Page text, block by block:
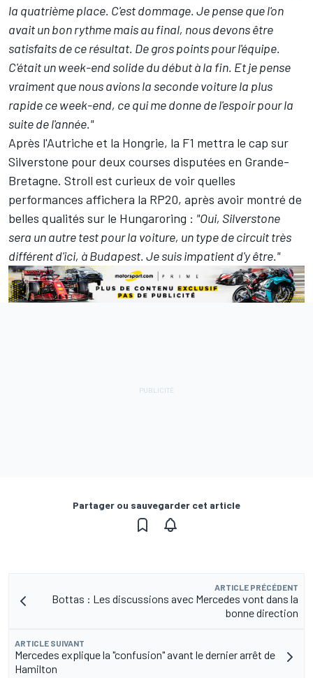
la quatrième place. C'est dommage. Je pense que l'on
avait un bon rythme mais au final, nous devons être
satisfaits de ce résultat. De gros points pour l'équipe.
C'était un week-end solide du début à la fin. Et je pense
vraiment que nous avions la seconde voiture la plus
rapide ce week-end, ce qui me donne de l'espoir pour la
suite de l'année."
Après l'Autriche et la Hongrie, la F1 mettra le cap sur
Silverstone pour deux courses disputées en Grande-
Bretagne. Stroll est curieux de voir quelles
performances affichera la RP20, après avoir montré de
belles qualités sur le Hungaroring : "Oui, Silverstone
sera un autre test pour la voiture, un type de circuit très
différent d'ici, à Budapest. Je suis impatient d'y être."
Partager ou sauvegarder cet article
ARTICLE PRÉCÉDENT
Bottas : Les discussions avec Mercedes vont dans la
bonne direction
ARTICLE SUIVANT
Mercedes explique la "confusion" avant le dernier arrêt de
Hamilton